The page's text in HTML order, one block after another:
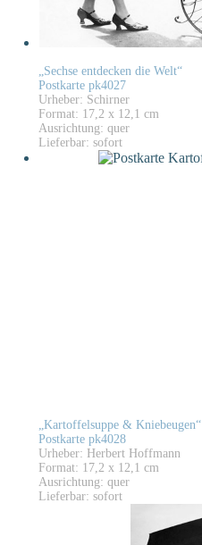
„Sechse entdecken die Welt“
Postkarte pk4027
Urheber: Schirner
Format: 17,2 x 12,1 cm
Ausrichtung: quer
Lieferbar: sofort
„Kartoffelsuppe & Kniebeugen“
Postkarte pk4028
Urheber: Herbert Hoffmann
Format: 17,2 x 12,1 cm
Ausrichtung: quer
Lieferbar: sofort